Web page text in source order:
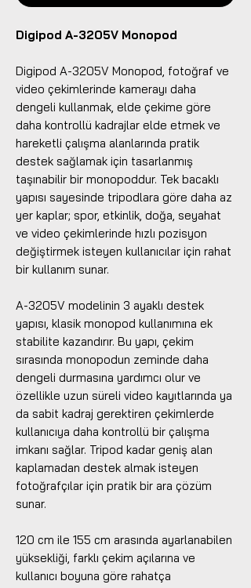
Digipod A-3205V Monopod
Digipod A-3205V Monopod, fotoğraf ve
video çekimlerinde kamerayı daha
dengeli kullanmak, elde çekime göre
daha kontrollü kadrajlar elde etmek ve
hareketli çalışma alanlarında pratik
destek sağlamak için tasarlanmış
taşınabilir bir monopoddur. Tek bacaklı
yapısı sayesinde tripodlara göre daha az
yer kaplar; spor, etkinlik, doğa, seyahat
ve video çekimlerinde hızlı pozisyon
değiştirmek isteyen kullanıcılar için rahat
bir kullanım sunar.
A-3205V modelinin 3 ayaklı destek
yapısı, klasik monopod kullanımına ek
stabilite kazandırır. Bu yapı, çekim
sırasında monopodun zeminde daha
dengeli durmasına yardımcı olur ve
özellikle uzun süreli video kayıtlarında ya
da sabit kadraj gerektiren çekimlerde
kullanıcıya daha kontrollü bir çalışma
imkanı sağlar. Tripod kadar geniş alan
kaplamadan destek almak isteyen
fotoğrafçılar için pratik bir ara çözüm
sunar.
120 cm ile 155 cm arasında ayarlanabilen
yüksekliği, farklı çekim açılarına ve
kullanıcı boyuna göre rahatça